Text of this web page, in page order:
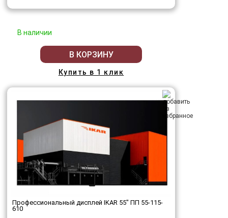
В наличии
В КОРЗИНУ
Купить в 1 клик
Профессиональный дисплей IKAR 55" ПП 55-115-
610